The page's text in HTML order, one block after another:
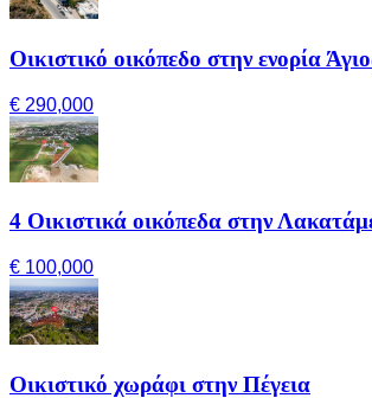
Οικιστικό οικόπεδο στην ενορία
€ 290,000
4 Οικιστικά οικόπεδα στην
€ 100,000
Οικιστικό χωράφι στην Πέγεια